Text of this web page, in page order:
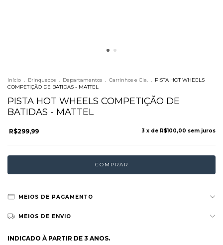
Início . Brinquedos . Departamentos . Carrinhos e Cia. . PISTA HOT WHEELS
COMPETIÇÃO DE BATIDAS - MATTEL
PISTA HOT WHEELS COMPETIÇÃO DE
BATIDAS - MATTEL
R$299,99 3 x de R$100,00 sem juros
MEIOS DE PAGAMENTO
MEIOS DE ENVIO
INDICADO À PARTIR DE 3 ANOS.